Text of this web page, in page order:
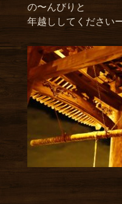
の〜んびりと
年越ししてください